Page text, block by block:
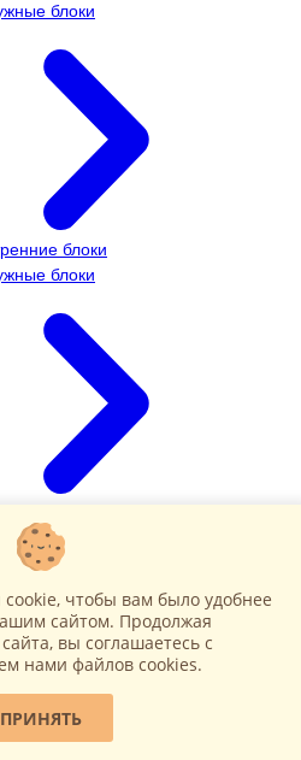
блоки
блоки
блоки
блоки
чтобы вам было удобнее
сайтом. Продолжая
вы соглашаетесь c
нами файлов cookies.
ПРИНЯТЬ